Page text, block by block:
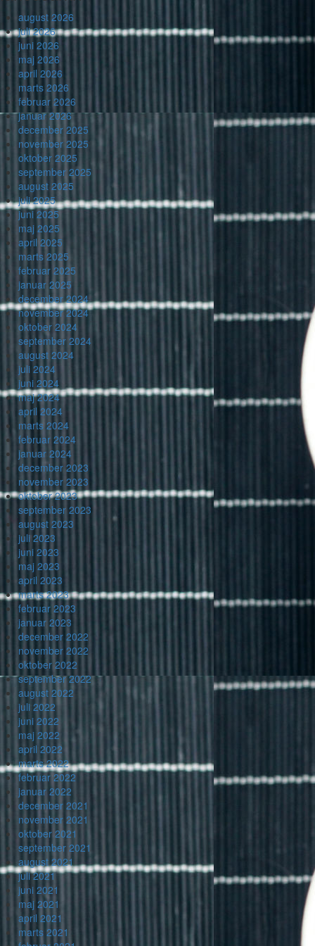
august 2026
juli 2026
juni 2026
maj 2026
april 2026
marts 2026
februar 2026
januar 2026
december 2025
november 2025
oktober 2025
september 2025
august 2025
juli 2025
juni 2025
maj 2025
april 2025
marts 2025
februar 2025
januar 2025
december 2024
november 2024
oktober 2024
september 2024
august 2024
juli 2024
juni 2024
maj 2024
april 2024
marts 2024
februar 2024
januar 2024
december 2023
november 2023
oktober 2023
september 2023
august 2023
juli 2023
juni 2023
maj 2023
april 2023
marts 2023
februar 2023
januar 2023
december 2022
november 2022
oktober 2022
september 2022
august 2022
juli 2022
juni 2022
maj 2022
april 2022
marts 2022
februar 2022
januar 2022
december 2021
november 2021
oktober 2021
september 2021
august 2021
juli 2021
juni 2021
maj 2021
april 2021
marts 2021